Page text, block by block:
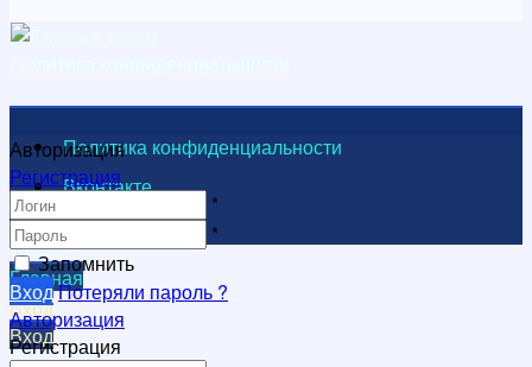
Политика конфиденциальности
Вконтакте
Видеоканал
Главная
Вход
Вход
Авторизация
Регистрация
*
*
Запомнить
ВходПотеряли пароль ?
Авторизация
Регистрация